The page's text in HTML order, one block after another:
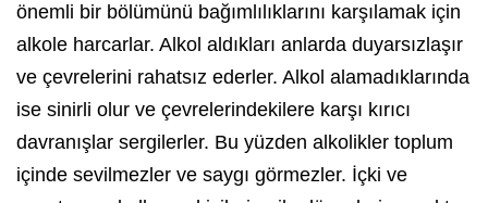
önemli bir bölümünü bağımlılıklarını karşılamak için
alkol e harcarlar. Alkol aldıkları anlarda duyarsızlaşır
ve çevrelerini rahatsız ederler. Alkol alamadıklarında
ise sinirli olur ve çevrelerindekilere karşı kırıcı
davranışlar sergilerler. Bu yüzden alkol ikler toplum
içinde sevilmezler ve saygı görmezler. İçki ve